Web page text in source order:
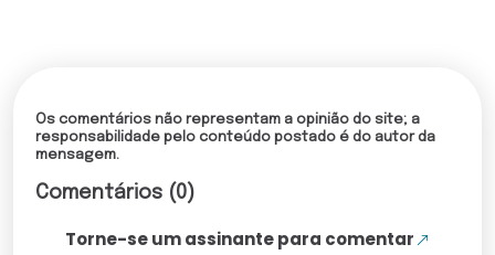
Os comentários não representam a opinião do site; a
responsabilidade pelo conteúdo postado é do autor da
mensagem.
Comentários (0)
Torne-se um assinante para comentar